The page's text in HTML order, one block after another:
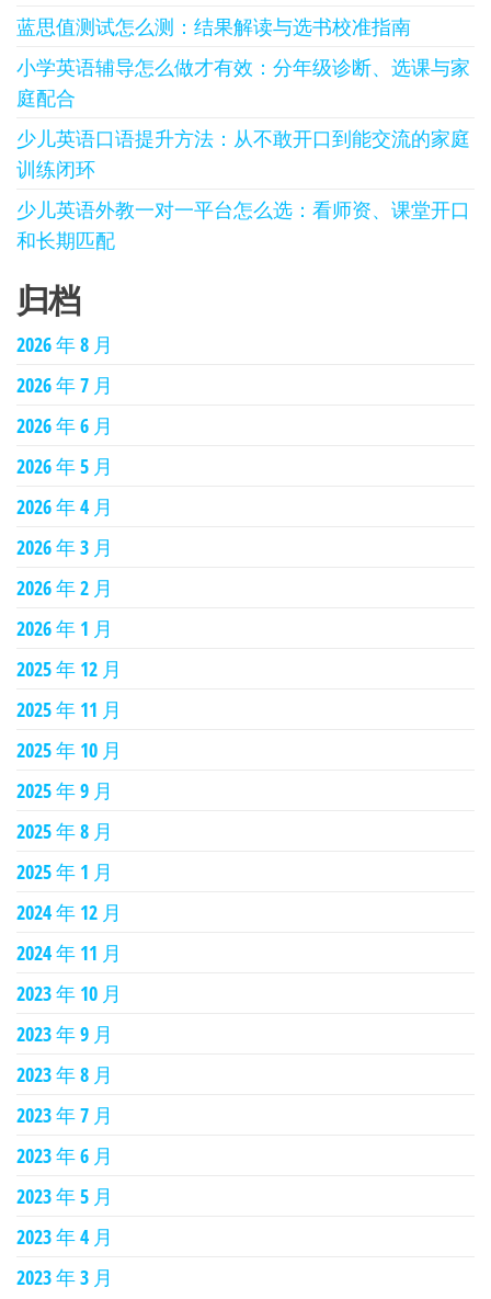
蓝思值测试怎么测：结果解读与选书校准指南
小学英语辅导怎么做才有效：分年级诊断、选课与家
庭配合
少儿英语口语提升方法：从不敢开口到能交流的家庭
训练闭环
少儿英语外教一对一平台怎么选：看师资、课堂开口
和长期匹配
归档
2026 年 8 月
2026 年 7 月
2026 年 6 月
2026 年 5 月
2026 年 4 月
2026 年 3 月
2026 年 2 月
2026 年 1 月
2025 年 12 月
2025 年 11 月
2025 年 10 月
2025 年 9 月
2025 年 8 月
2025 年 1 月
2024 年 12 月
2024 年 11 月
2023 年 10 月
2023 年 9 月
2023 年 8 月
2023 年 7 月
2023 年 6 月
2023 年 5 月
2023 年 4 月
2023 年 3 月